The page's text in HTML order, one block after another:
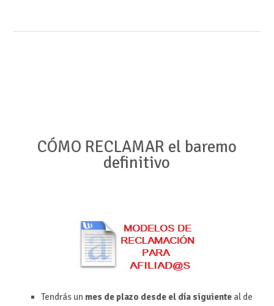
CÓMO RECLAMAR el baremo
definitivo
Tendrás un mes de plazo desde el día siguiente al de